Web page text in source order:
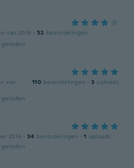
van 2016 · 52 beoordelingen
geleden
van
· 110 beoordelingen · 3 uploads
geleden
2016 · 34 beoordelingen · 1 uploads
geleden